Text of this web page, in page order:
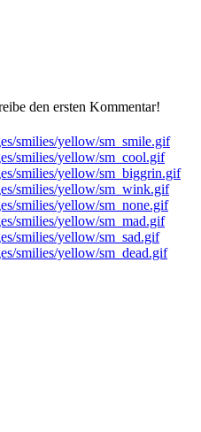
den ersten Kommentar!